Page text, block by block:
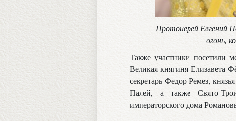
Протоиерей Евгений
огонь,
Также участники посетили
Великая княгиня Елизавета
секретарь Федор Ремез,
Палей, а также Свято-
императорского дома